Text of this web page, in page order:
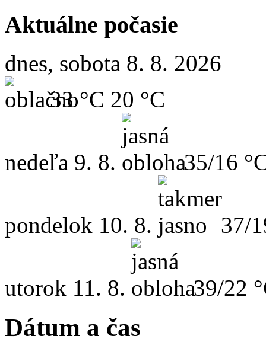
Aktuálne počasie
dnes, sobota 8. 8. 2026
33 °C 20 °C
nedeľa 9. 8. 35/16
pondelok 10. 8. 37/
utorok 11. 8. 39/22
Dátum a čas